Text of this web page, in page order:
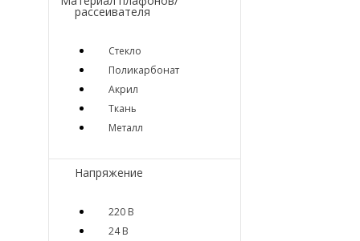
рассеивателя
Стекло
Поликарбонат
Акрил
Ткань
Металл
Напряжение
220 В
24 В